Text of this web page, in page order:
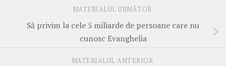
MATERIALUL URMĂTOR
Să privim la cele 5 miliarde de persoane care nu
cunosc Evanghelia
MATERIALUL ANTERIOR